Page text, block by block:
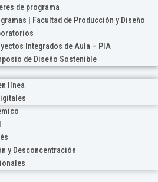
de programa
| Facultad de Producción y Diseño
Integrados de Aula – PIA
de Diseño Sostenible
línea
y Desconcentración